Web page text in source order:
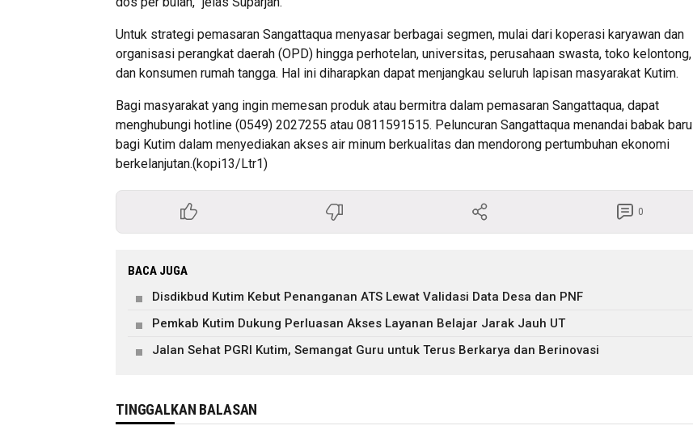
Untuk strategi pemasaran Sangattaqua menyasar berbagai segmen, mulai dari koperasi karyawan dan
organisasi perangkat daerah (OPD) hingga perhotelan, universitas, perusahaan swasta, toko kelontong,
dan konsumen rumah tangga. Hal ini diharapkan dapat menjangkau seluruh lapisan masyarakat Kutim.
Bagi masyarakat yang ingin memesan produk atau bermitra dalam pemasaran Sangattaqua, dapat
menghubungi hotline (0549) 2027255 atau 0811591515. Peluncuran Sangattaqua menandai babak baru
bagi Kutim dalam menyediakan akses air minum berkualitas dan mendorong pertumbuhan ekonomi
berkelanjutan.(kopi13/Ltr1)
0
BACA JUGA
Disdikbud Kutim Kebut Penanganan ATS Lewat Validasi Data Desa dan PNF
Pemkab Kutim Dukung Perluasan Akses Layanan Belajar Jarak Jauh UT
Jalan Sehat PGRI Kutim, Semangat Guru untuk Terus Berkarya dan Berinovasi
TINGGALKAN BALASAN